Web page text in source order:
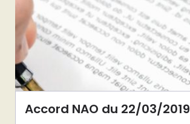
Accord NAO du 22/03/2019